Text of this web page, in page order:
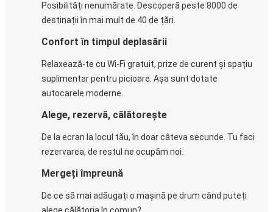
Posibilități nenumărate. Descoperă peste 8000 de
destinații în mai mult de 40 de țări.
Confort în timpul deplasării
Relaxează-te cu Wi-Fi gratuit, prize de curent și spațiu
suplimentar pentru picioare. Așa sunt dotate
autocarele moderne.
Alege, rezervă, călătorește
De la ecran la locul tău, în doar câteva secunde. Tu faci
rezervarea, de restul ne ocupăm noi.
Mergeți împreună
De ce să mai adăugați o mașină pe drum când puteți